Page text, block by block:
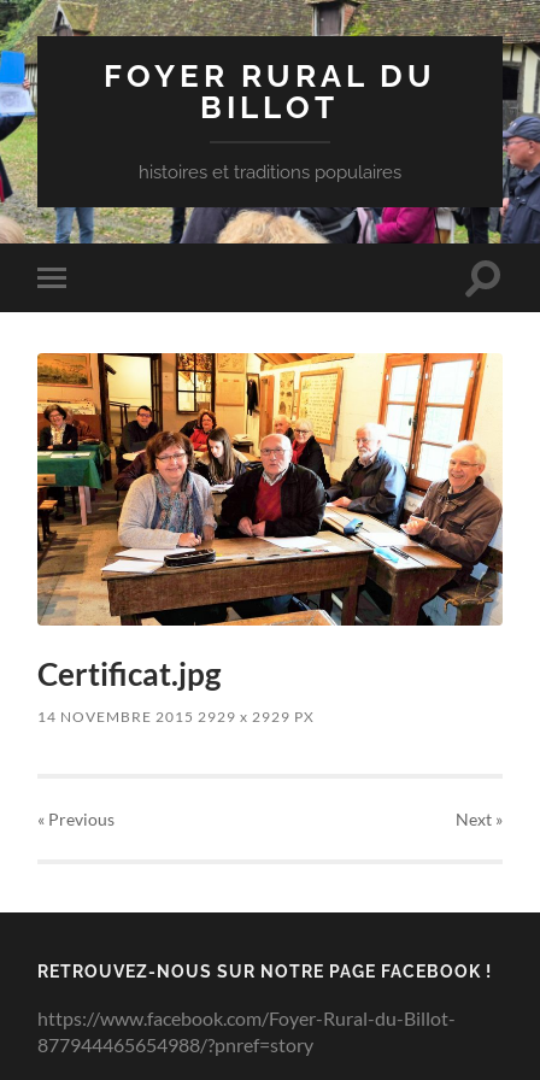
FOYER RURAL DU
BILLOT
histoires et traditions populaires
Toggle
mobile
Toggle
Certificat.jpg
14 NOVEMBRE 2015 2929x 2929 PX
« Previous Next»
RETROUVEZ-NOUS SUR NOTRE PAGE FACEBOOK !
https://www.facebook.com/Foyer-Rural-du-Billot-
877944465654988/?pnref=story